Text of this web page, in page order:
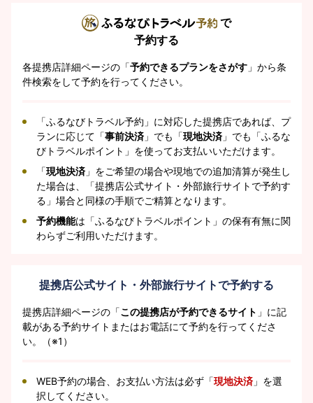
で
予約する
各提携店詳細ページの「予約できるプランをさがす 」から条
件検索をして予約を行ってください。
「ふるなびトラベル予約」に対応した提携店であれば、プ
ランに応じて「事前決済 」でも「現地決済 」でも「ふるな
びトラベルポイント」を使ってお支払いいただけます。
「現地決済 」をご希望の場合や現地での追加清算が発生し
た場合は、「提携店公式サイト・外部旅行サイトで予約す
る」場合と同様の手順でご精算となります。
予約機能は「ふるなびトラベルポイント」の保有有無に関
わらずご利用いただけます。
提携店公式サイト・外部旅行サイトで予約する
提携店詳細ページの「この提携店が予約できるサイト 」に記
載がある予約サイトまたはお電話にて予約を行ってくださ
い。（※1）
WEB予約の場合、お支払い方法は必ず「現地決済 」を選
択してください。